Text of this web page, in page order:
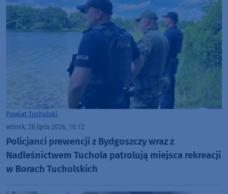
Powiat Tucholski
wtorek, 28 lipca 2026, 10:12
Policjanci prewencji z Bydgoszczy wraz z
Nadleśnictwem Tuchola patrolują miejsca rekreacji
w Borach Tucholskich